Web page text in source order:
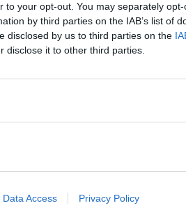
to your opt-out. You may separately
by third parties on the IAB’s list of
disclosed by us to third parties on the
disclose it to other third parties.
Data Access Privacy Policy
QUInews - ToscanaMedia.
consorzio lamma